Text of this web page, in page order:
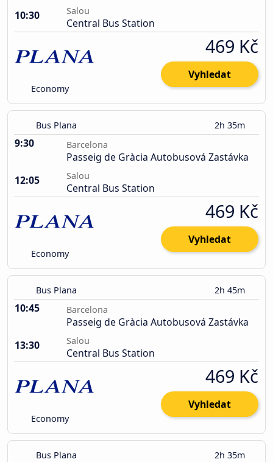
10:30
Salou
Central Bus Station
Economy
469 Kč
Vyhledat
Bus Plana 2h 35m
9:30 Barcelona
Passeig de Gràcia Autobusová Zastávka
12:05
Salou
Central Bus Station
Economy
469 Kč
Vyhledat
Bus Plana 2h 45m
10:45 Barcelona
Passeig de Gràcia Autobusová Zastávka
13:30
Salou
Central Bus Station
Economy
469 Kč
Vyhledat
Bus Plana 2h 35m